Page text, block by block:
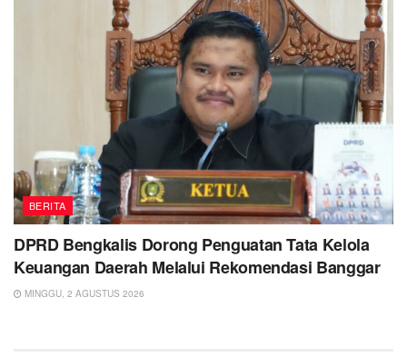
BERITA
DPRD Bengkalis Dorong Penguatan Tata Kelola
Keuangan Daerah Melalui Rekomendasi Banggar
MINGGU, 2 AGUSTUS 2026